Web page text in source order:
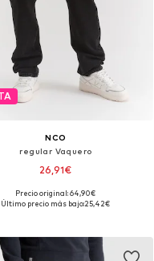
NCO
regular Vaquero
26,91€
disponibles: 30, 31, 32, 33, 36
Precio original: 64,90€
Último precio más bajo:25,42€